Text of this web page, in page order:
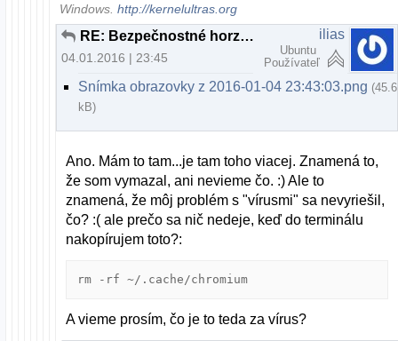
Windows.http://kernelultras.org
RE: Bezpečnostné horzby, alebo planý poplach?
04.01.2016 | 23:45
ilias
Ubuntu
Používateľ
Snímka obrazovky z 2016-01-04 23:43:03.png (45.6
kB)
Ano. Mám to tam...je tam toho viacej. Znamená to,
že som vymazal, ani nevieme čo. :) Ale to
znamená, že môj problém s "vírusmi" sa nevyriešil,
čo? :( ale prečo sa nič nedeje, keď do terminálu
nakopírujem toto?:
rm -rf ~/.cache/chromium
A vieme prosím, čo je to teda za vírus?